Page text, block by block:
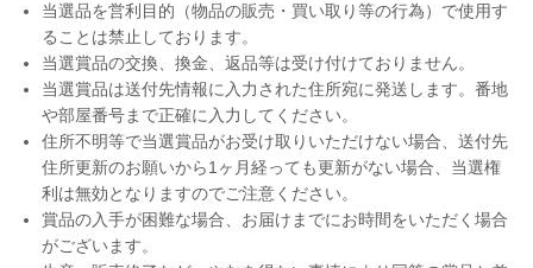
当選品を営利目的（物品の販売・買い取り等の行為）で使用す
ることは禁止しております。
当選賞品の交換、換金、返品等は受け付けておりません。
当選賞品は送付先情報に入力された住所宛に発送します。番地
や部屋番号まで正確に入力してください。
住所不明等で当選賞品がお受け取りいただけない場合、送付先
住所更新のお願いから1ヶ月経っても更新がない場合、当選権
利は無効となりますのでご注意ください。
賞品の入手が困難な場合、お届けまでにお時間をいただく場合
がございます。